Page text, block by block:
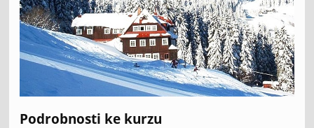
Podrobnosti ke kurzu